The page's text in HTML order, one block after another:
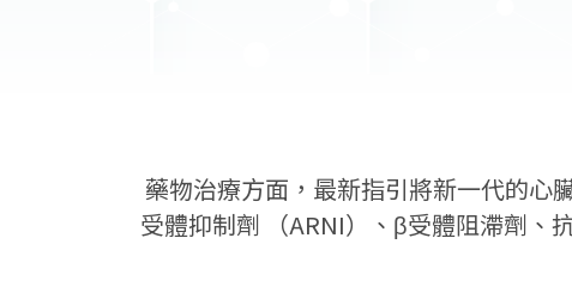
藥物治療方面，最新指引將新一代的心
受體抑制劑 （ARNI）、β受體阻滯劑、